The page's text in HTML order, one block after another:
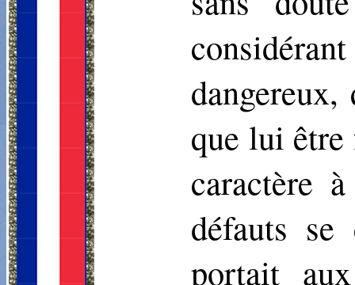
que lui
caractère
défauts se
portait